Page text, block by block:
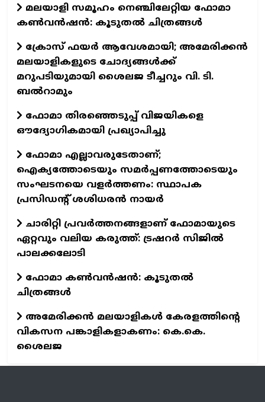
മലയാളി സമൂഹം നെഞ്ചിലേറ്റിയ ഫോമാ
കണ്‍വന്‍ഷന്‍: കൂടുതല്‍ ചിത്രങ്ങള്‍
ക്രോസ് ഫയർ ആവേശമായി; അമേരിക്കൻ
മലയാളികളുടെ ചോദ്യങ്ങൾക്ക്
മറുപടിയുമായി ശൈലജ ടീച്ചറും വി. ടി.
ബൽറാമും
ഫോമാ തിരഞ്ഞെടുപ്പ് വിജയികളെ
ഔദ്യോഗികമായി പ്രഖ്യാപിച്ചു
ഫോമാ എല്ലാവരുടേതാണ്;
ഐക്യത്തോടെയും സമർപ്പണത്തോടെയും
സംഘടനയെ വളർത്തണം: സ്ഥാപക
പ്രസിഡന്റ് ശശിധരൻ നായർ
ചാരിറ്റി പ്രവർത്തനങ്ങളാണ് ഫോമായുടെ
ഏറ്റവും വലിയ കരുത്ത്: ട്രഷറർ സിജിൽ
പാലക്കലോടി
ഫോമാ കണ്‍വന്‍ഷന്‍: കൂടുതല്‍
ചിത്രങ്ങള്‍
അമേരിക്കൻ മലയാളികൾ കേരളത്തിന്റെ
വികസന പങ്കാളികളാകണം: കെ.കെ.
ശൈലജ